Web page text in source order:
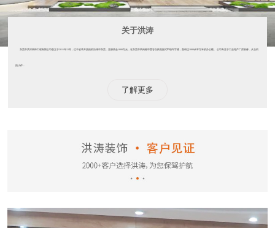
关于洪涛
东莞市洪涛装饰工程有限公司创立于2011年12月，位于改革开放的前沿城市东莞，注册资金1000万元，在东莞市凤岗都市慧谷自购花园式甲级写字楼，面积达1000余平方米的办公楼。 公司专注于工业地产厂房装修，从当初
的小作...
了解更多